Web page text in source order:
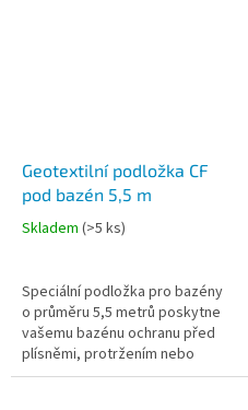
Geotextilní podložka CF
pod bazén 5,5 m
Skladem (>5 ks)
Speciální podložka pro bazény
o průměru 5,5 metrů poskytne
vašemu bazénu ochranu před
plísněmi, protržením nebo
prorůstáním trávy.